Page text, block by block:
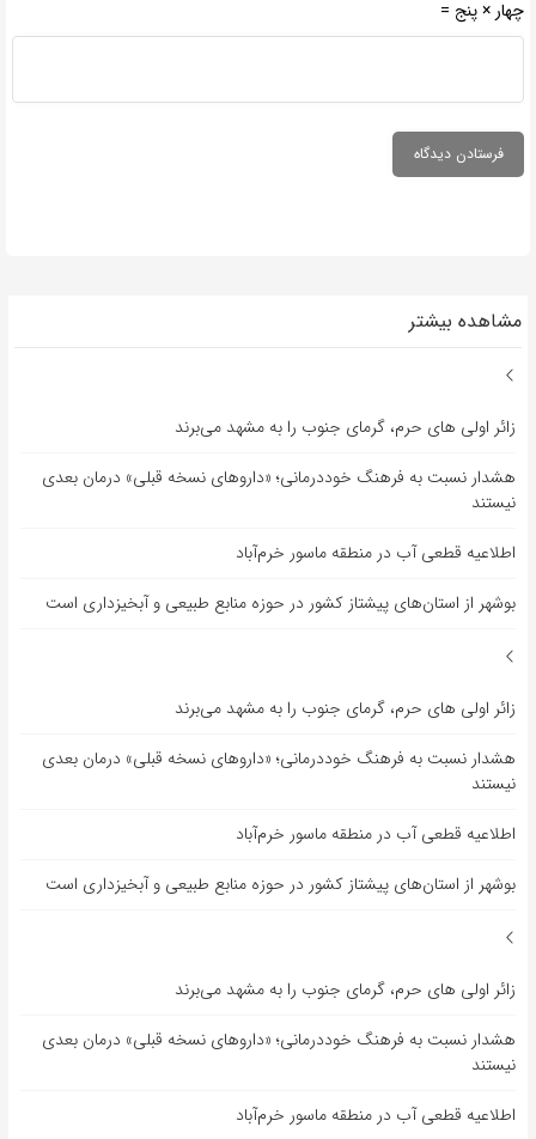
چهار × پنج =
مشاهده بیشتر
زائر اولی های حرم، گرمای جنوب را به مشهد می‌برند
هشدار نسبت به فرهنگ خوددرمانی؛ «داروهای نسخه قبلی» درمان بعدی
نیستند
اطلاعیه قطعی آب در منطقه ماسور خرم‌آباد
بوشهر از استان‌های پیشتاز کشور در حوزه منابع طبیعی و آبخیزداری است
زائر اولی های حرم، گرمای جنوب را به مشهد می‌برند
هشدار نسبت به فرهنگ خوددرمانی؛ «داروهای نسخه قبلی» درمان بعدی
نیستند
اطلاعیه قطعی آب در منطقه ماسور خرم‌آباد
بوشهر از استان‌های پیشتاز کشور در حوزه منابع طبیعی و آبخیزداری است
زائر اولی های حرم، گرمای جنوب را به مشهد می‌برند
هشدار نسبت به فرهنگ خوددرمانی؛ «داروهای نسخه قبلی» درمان بعدی
نیستند
اطلاعیه قطعی آب در منطقه ماسور خرم‌آباد